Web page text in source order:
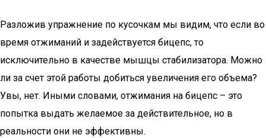
Разложив упражнение по кусочкам мы видим, что если во
время отжиманий и задействуется бицепс, то
исключительно в качестве мышцы стабилизатора. Можно
ли за счет этой работы добиться увеличения его объема?
Увы, нет. Иными словами, отжимания на бицепс – это
попытка выдать желаемое за действительное, но в
реальности они не эффективны.